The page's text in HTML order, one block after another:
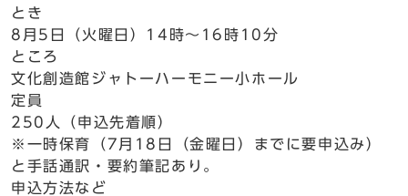
とき
8月5日（火曜日）14時～16時10分
ところ
文化創造館ジャトーハーモニー小ホール
定員
250人（申込先着順）
※一時保育（7月18日（金曜日）までに要申込み）
と手話通訳・要約筆記あり。
申込方法など